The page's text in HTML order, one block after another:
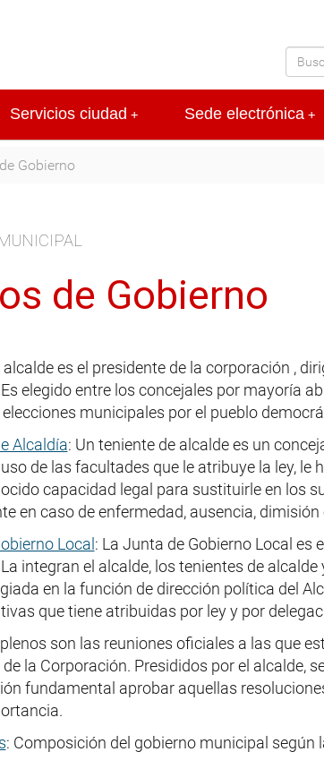
+
Servicios ciudad +
Sede electrónica
Gobierno
de Gobierno
alcalde es el presidente de la corporación ,
elegido entre los concejales por mayoría
municipales por el pueblo
Alcaldía: Un teniente de alcalde es un
de las facultades que le atribuye la ley,
capacidad legal para sustituirle en los
en caso de enfermedad, ausencia,
Local: La Junta de Gobierno Local es
integran el alcalde, los tenientes de
en la función de dirección política del
que tiene atribuidas por ley y por
son las reuniones oficiales a las que
la Corporación. Presididos por el alcalde,
fundamental aprobar aquellas
: Composición del gobierno municipal según